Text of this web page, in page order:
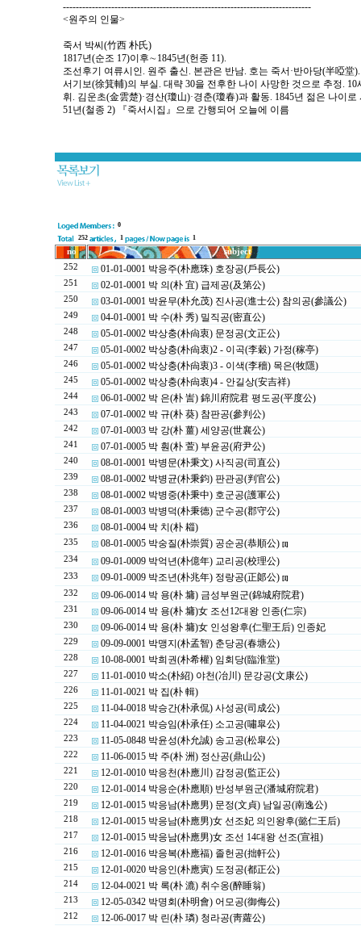
-----------------------------------------------------------------------------
<원주의 인물>
죽서 박씨(竹西 朴氏)
1817년(순조 17)이후∼1845년(헌종 11).
조선후기 여류시인. 원주 출신. 본관은 반남. 호는 죽서·반아당(半啞堂
서기보(徐箕輔)의 부실. 대략 30을 전후한 나이 사망한 것으로 추정.
휘. 김운초(金雲楚)·경산(瓊山)·경춘(瓊春)과 활동. 1845년 젊은 나이
51년(철종 2) 『죽서시집』으로 간행되어 오늘에 이름
0
252
1 1
no
subject
252
01-01-0001 박응주(朴應珠) 호장공(戶長公)
251 02-01-0001 박 의(朴 宜) 급제공(及第公)
250 03-01-0001 박윤무(朴允茂) 진사공(進士公) 참의공(參議公)
249 04-01-0001 박 수(朴 秀) 밀직공(密直公)
248 05-01-0002 박상충(朴尙衷) 문정공(文正公)
247 05-01-0002 박상충(朴尙衷)2 - 이곡(李穀) 가정(稼亭)
246 05-01-0002 박상충(朴尙衷)3 - 이색(李穡) 목은(牧隱)
245 05-01-0002 박상충(朴尙衷)4 - 안길상(安吉祥)
244 06-01-0002 박 은(朴 訔) 錦川府院君 평도공(平度公)
243 07-01-0002 박 규(朴 葵) 참판공(參判公)
242 07-01-0003 박 강(朴 薑) 세양공(世襄公)
241 07-01-0005 박 훤(朴 萱) 부윤공(府尹公)
240 08-01-0001 박병문(朴秉文) 사직공(司直公)
239 08-01-0002 박병균(朴秉鈞) 판관공(判官公)
238 08-01-0002 박병중(朴秉中) 호군공(護軍公)
237 08-01-0003 박병덕(朴秉德) 군수공(郡守公)
236 08-01-0004 박 치(朴 䎩)
235 08-01-0005 박숭질(朴崇質) 공순공(恭順公) [1]
234 09-01-0009 박억년(朴億年) 교리공(校理公)
233 09-01-0009 박조년(朴兆年) 정랑공(正郞公) [1]
232 09-06-0014 박 용(朴 墉) 금성부원군(錦城府院君)
231 09-06-0014 박 용(朴 墉)女 조선12대왕 인종(仁宗)
230 09-06-0014 박 용(朴 墉)女 인성왕후(仁聖王后) 인종妃
229 09-09-0001 박맹지(朴孟智) 춘당공(春塘公)
228 10-08-0001 박희권(朴希權) 임회당(臨淮堂)
227 11-01-0010 박소(朴紹) 야천(冶川) 문강공(文康公)
226 11-01-0021 박 집(朴 輯)
225 11-04-0018 박승간(朴承侃) 사성공(司成公)
224 11-04-0021 박승임(朴承任) 소고공(嘯皐公)
223 11-05-0848 박윤성(朴允誠) 송고공(松皐公)
222 11-06-0015 박 주(朴 洲) 정산공(鼎山公)
221 12-01-0010 박응천(朴應川) 감정공(監正公)
220 12-01-0014 박응순(朴應順) 반성부원군(潘城府院君)
219 12-01-0015 박응남(朴應男) 문정(文貞) 남일공(南逸公)
218 12-01-0015 박응남(朴應男)女 선조妃 의인왕후(懿仁王后)
217 12-01-0015 박응남(朴應男)女 조선 14대왕 선조(宣祖)
216 12-01-0016 박응복(朴應福) 졸헌공(拙軒公)
215 12-01-0020 박응인(朴應寅) 도정공(都正公)
214 12-04-0021 박 록(朴 漉) 취수옹(醉睡翁)
213 12-05-0342 박명회(朴明會) 어모공(御侮公)
212 12-06-0017 박 린(朴 璘) 청라공(靑蘿公)